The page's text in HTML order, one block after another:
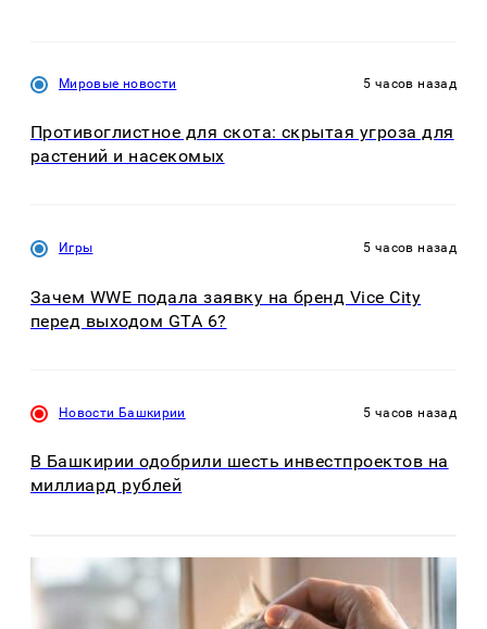
Мировые новости 5 часов назад
Противоглистное для скота: скрытая угроза для
растений и насекомых
Игры 5 часов назад
Зачем WWE подала заявку на бренд Vice City
перед выходом GTA 6?
Новости Башкирии 5 часов назад
В Башкирии одобрили шесть инвестпроектов на
миллиард рублей